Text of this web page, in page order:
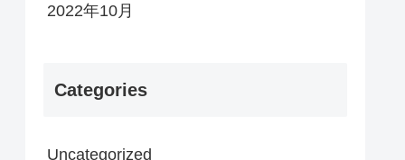
2022年10月
Categories
Uncategorized